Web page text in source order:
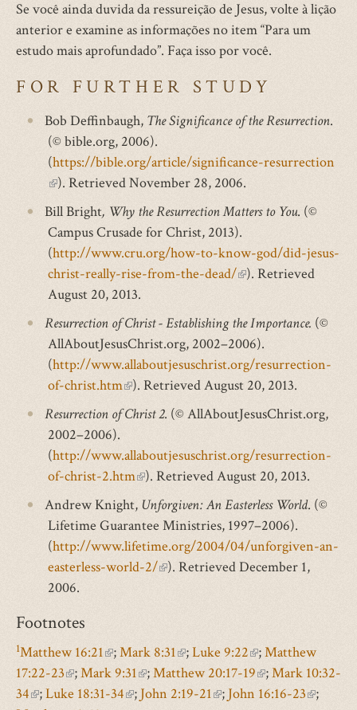
Se você ainda duvida da ressureição de Jesus, volte à lição
anterior e examine as informações no item “Para um
estudo mais aprofundado”. Faça isso por você.
FOR FURTHER STUDY
Bob Deffinbaugh, The Significance of the Resurrection.
(© bible.org, 2006).
(https://bible.org/article/significance-resurrection
(link
is
external)
). Retrieved November 28, 2006.
Bill Bright, Why the Resurrection Matters to You. (©
Campus Crusade for Christ, 2013).
(http://www.cru.org/how-to-know-god/did-jesus-
christ-really-rise-from-the-dead/
(link
external)
). Retrieved
August 20, 2013.
Resurrection of Christ - Establishing the Importance. (©
AllAboutJesusChrist.org, 2002–2006).
(http://www.allaboutjesuschrist.org/resurrection-
of-christ.htm
(link
is
). Retrieved August 20, 2013.
Resurrection of Christ 2. (© AllAboutJesusChrist.org,
2002–2006).
(http://www.allaboutjesuschrist.org/resurrection-
of-christ-2.htm
(link
is
external)
). Retrieved August 20, 2013.
Andrew Knight, Unforgiven: An Easterless World. (©
Lifetime Guarantee Ministries, 1997–2006).
(http://www.lifetime.org/2004/04/unforgiven-an-
easterless-world-2/
(link ). Retrieved December 1,
2006.
Footnotes
1Matthew 16:21(link
is
external)
;Mark 8:31(link
is
external)
;Luke 9:22(link
is
external)
;Matthew
17:22-23(link
is
;Mark 9:31(link
is
;Matthew 20:17-19(link
is
;Mark 10:32-
34(link
;Luke 18:31-34(link
; John 2:19-21(link
; John 16:16-23(link
;